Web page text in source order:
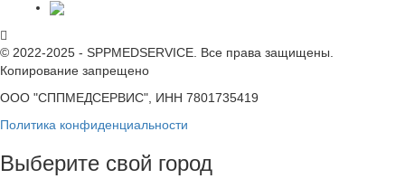
© 2022-2025 - SPPMEDSERVICE. Все права защищены.
Копирование запрещено
ООО "СППМЕДСЕРВИС", ИНН 7801735419
Политика конфиденциальности
Выберите свой город